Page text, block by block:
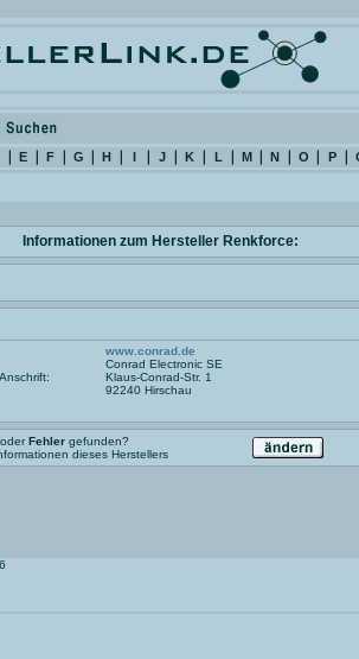
E F G H I J K L M N O P
Informationen zum Hersteller Renkforce:
www.conrad.de
Conrad Electronic SE
Anschrift:
Klaus-Conrad-Str. 1
92240 Hirschau
oderFehler gefunden?
dieses Herstellers